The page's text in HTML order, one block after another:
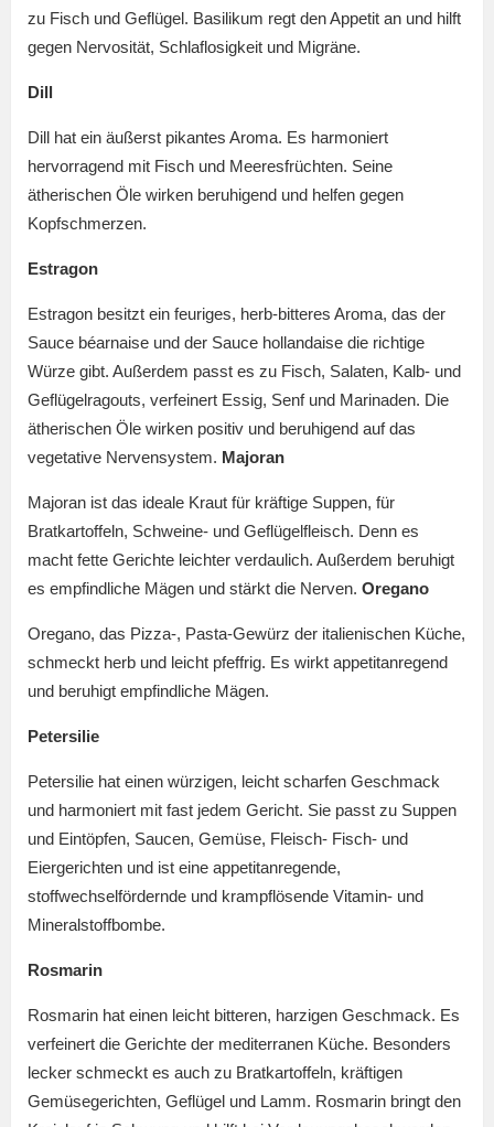
zu Fisch und Geflügel. Basilikum regt den Appetit an und hilft
gegen Nervosität, Schlaflosigkeit und Migräne.
Dill
Dill hat ein äußerst pikantes Aroma. Es harmoniert
hervorragend mit Fisch und Meeresfrüchten. Seine
ätherischen Öle wirken beruhigend und helfen gegen
Kopfschmerzen.
Estragon
Estragon besitzt ein feuriges, herb-bitteres Aroma, das der
Sauce béarnaise und der Sauce hollandaise die richtige
Würze gibt. Außerdem passt es zu Fisch, Salaten, Kalb- und
Geflügelragouts, verfeinert Essig, Senf und Marinaden. Die
ätherischen Öle wirken positiv und beruhigend auf das
vegetative Nervensystem. Majoran
Majoran ist das ideale Kraut für kräftige Suppen, für
Bratkartoffeln, Schweine- und Geflügelfleisch. Denn es
macht fette Gerichte leichter verdaulich. Außerdem beruhigt
es empfindliche Mägen und stärkt die Nerven. Oregano
Oregano, das Pizza-, Pasta-Gewürz der italienischen Küche,
schmeckt herb und leicht pfeffrig. Es wirkt appetitanregend
und beruhigt empfindliche Mägen.
Petersilie
Petersilie hat einen würzigen, leicht scharfen Geschmack
und harmoniert mit fast jedem Gericht. Sie passt zu Suppen
und Eintöpfen, Saucen, Gemüse, Fleisch- Fisch- und
Eiergerichten und ist eine appetitanregende,
stoffwechselfördernde und krampflösende Vitamin- und
Mineralstoffbombe.
Rosmarin
Rosmarin hat einen leicht bitteren, harzigen Geschmack. Es
verfeinert die Gerichte der mediterranen Küche. Besonders
lecker schmeckt es auch zu Bratkartoffeln, kräftigen
Gemüsegerichten, Geflügel und Lamm. Rosmarin bringt den